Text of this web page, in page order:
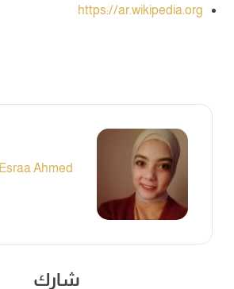
https://ar.wikipedia.org
Esraa Ahmed
شارك